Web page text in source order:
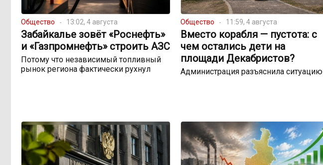
Общество 13:02, 4 августа
Забайкалье зовёт «Роснефть»
и «Газпромнефть» строить АЗС
Потому что независимый топливный
рынок региона фактически рухнул
Общество 11:59, 4 августа
Вместо корабля — пустота: с
чем остались дети на
площади Декабристов?
Администрация разъяснила ситуацию